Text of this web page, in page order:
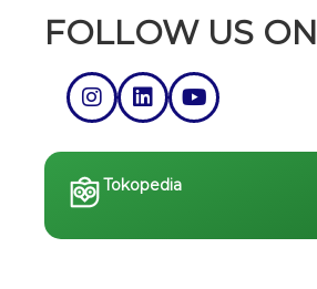
FOLLOW US ON
Tokopedia